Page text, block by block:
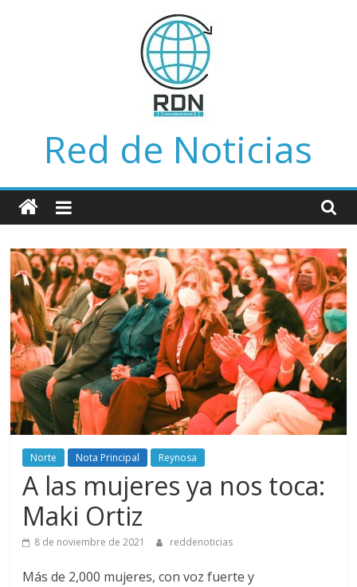
Red de Noticias
Norte Nota Principal Reynosa
A las mujeres ya nos toca:
Maki Ortiz
8 de noviembre de 2021 reddenoticias
Más de 2,000 mujeres, con voz fuerte y